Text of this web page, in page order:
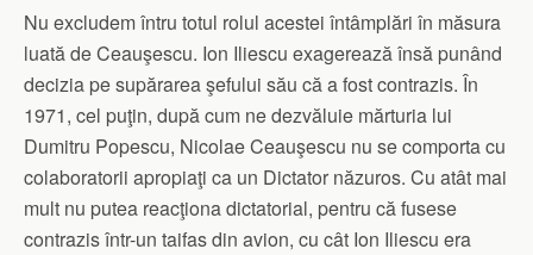
Nu excludem întru totul rolul acestei întâmplări în măsura
luată de Ceauşescu. Ion Iliescu exagerează însă punând
decizia pe supărarea şefului său că a fost contrazis. În
1971, cel puţin, după cum ne dezvăluie mărturia lui
Dumitru Popescu, Nicolae Ceauşescu nu se comporta cu
colaboratorii apropiaţi ca un Dictator năzuros. Cu atât mai
mult nu putea reacţiona dictatorial, pentru că fusese
contrazis într-un taifas din avion, cu cât Ion Iliescu era